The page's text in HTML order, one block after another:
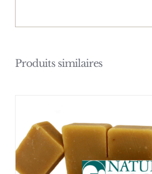
Produits similaires